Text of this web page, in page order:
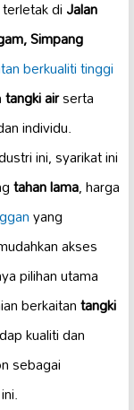
diJalan
Simpang
berkualiti tinggi
tangki airserta
individu.
ini, syarikat ini
tahan lama, harga
yang
akses
pilihan utama
berkaitantangki
kualiti dan
sebagai